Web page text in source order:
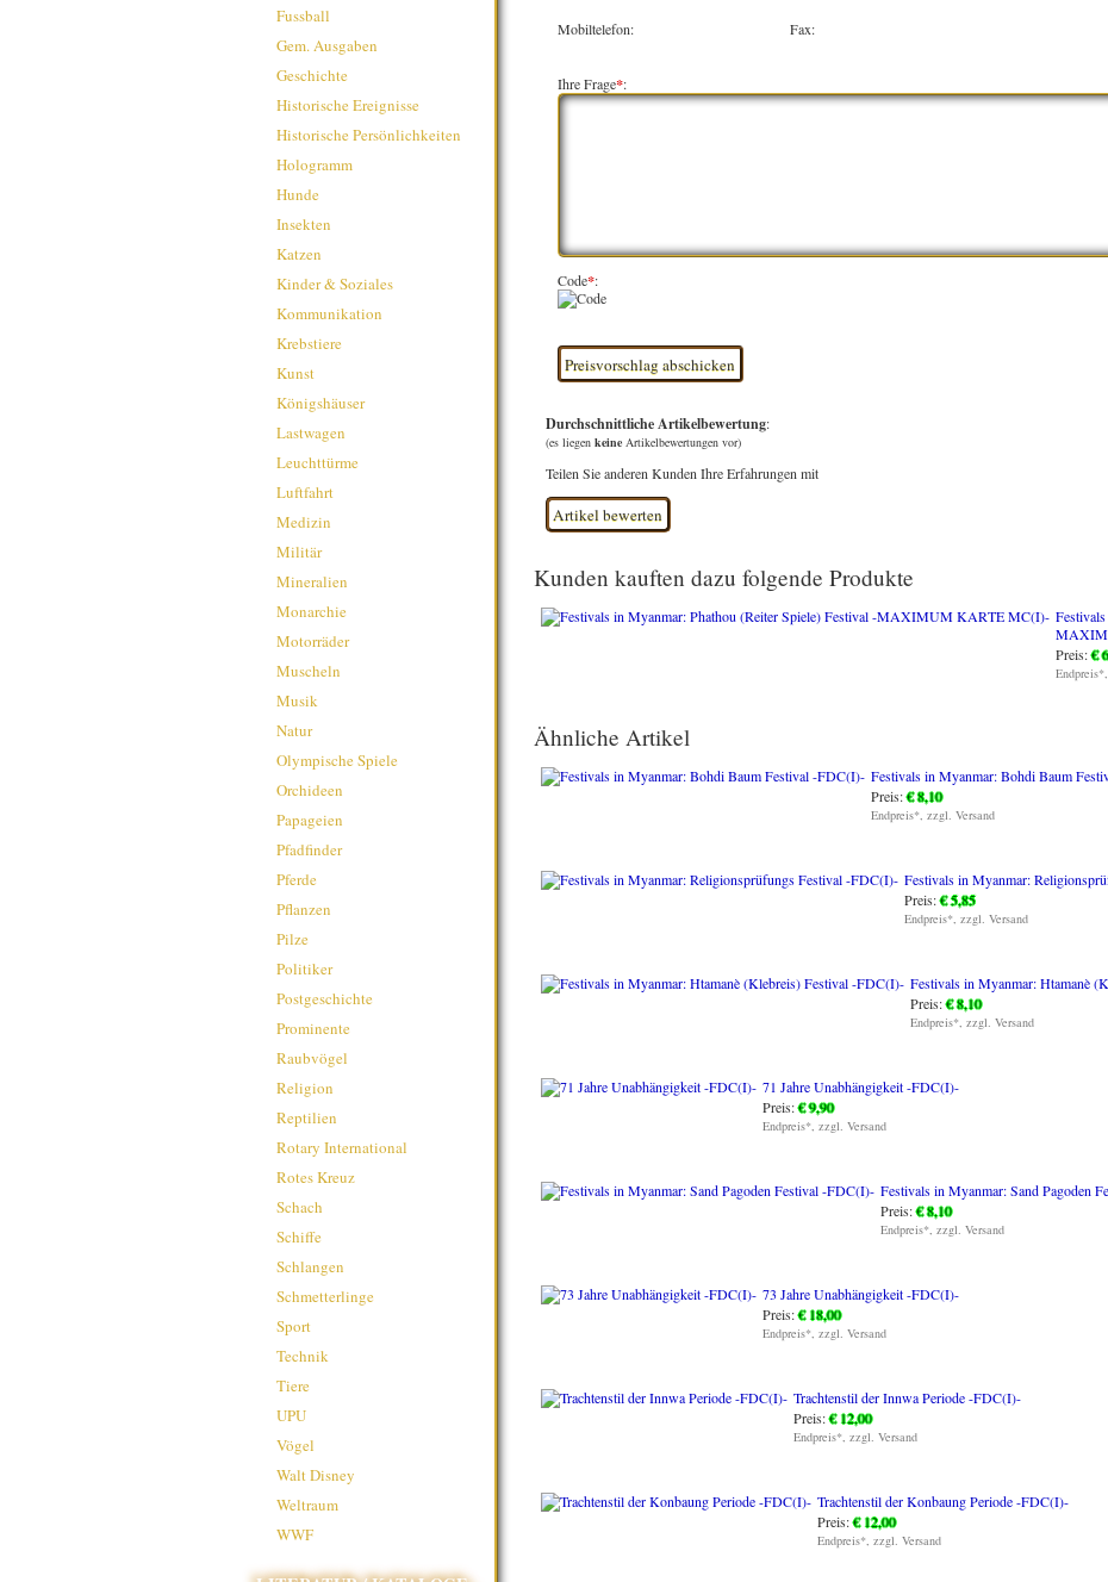
Mobiltelefon: Fax:
Ihre Frage*:
Code*:
Durchschnittliche Artikelbewertung:
(es liegen keine Artikelbewertungen vor)
Teilen Sie anderen Kunden Ihre Erfahrungen mit
Kunden kauften dazu folgende Produkte
Preis:€
Ähnliche Artikel
Festivals in Myanmar: Bohdi Baum
Preis:€ 8,10
Endpreis*, zzgl. Versand
Festivals in Myanmar:
Preis:€ 5,85
Endpreis*, zzgl. Versand
Festivals in Myanmar: Htamanè
Preis:€ 8,10
Endpreis*, zzgl. Versand
71 Jahre Unabhängigkeit -FDC(I)-
Preis:€ 9,90
Endpreis*, zzgl. Versand
Festivals in Myanmar: Sand Pagoden
Preis:€ 8,10
Endpreis*, zzgl. Versand
73 Jahre Unabhängigkeit -FDC(I)-
Preis:€ 18,00
Endpreis*, zzgl. Versand
Trachtenstil der Innwa Periode -FDC(I)-
Preis:€ 12,00
Endpreis*, zzgl. Versand
Trachtenstil der Konbaung Periode -FDC(I)-
Preis:€ 12,00
Endpreis*, zzgl. Versand
Fussball
Gem. Ausgaben
Geschichte
Historische Ereignisse
Historische Persönlichkeiten
Hologramm
Hunde
Insekten
Katzen
Kinder & Soziales
Kommunikation
Krebstiere
Kunst
Königshäuser
Lastwagen
Leuchttürme
Luftfahrt
Medizin
Militär
Mineralien
Monarchie
Motorräder
Muscheln
Musik
Natur
Olympische Spiele
Orchideen
Papageien
Pfadfinder
Pferde
Pflanzen
Pilze
Politiker
Postgeschichte
Prominente
Raubvögel
Religion
Reptilien
Rotary International
Rotes Kreuz
Schach
Schiffe
Schlangen
Schmetterlinge
Sport
Technik
Tiere
UPU
Vögel
Walt Disney
Weltraum
WWF